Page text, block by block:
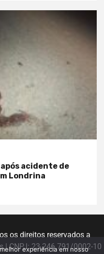
acidente de
Londrina
os direitos reservados a
| CNPJ: 23.246.791/0002-10
experiência em nosso